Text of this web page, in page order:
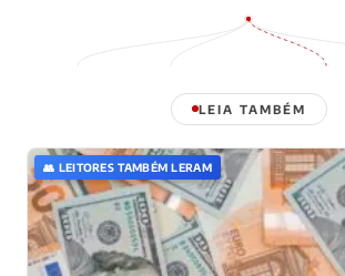
LEIA TAMBÉM
👥 LEITORES TAMBÉM LERAM